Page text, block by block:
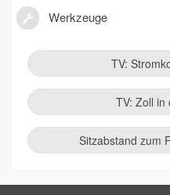
Werkzeuge
TV:
TV: Zoll in
Sitzabstand zum